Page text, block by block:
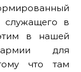
служащего в
в нашей
армии для
что там